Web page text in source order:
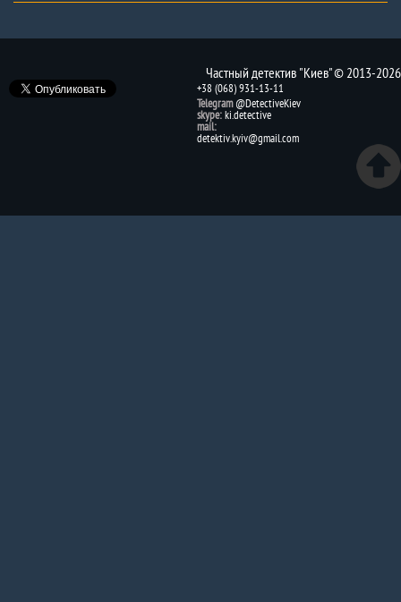
Частный детектив "Киев" © 2013-2026
+38 (068) 931-13-11
Telegram @DetectiveKiev
skype:ki.detective
mail:
detektiv.kyiv@gmail.com